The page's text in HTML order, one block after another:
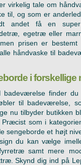
virkelig tale om
til, og som er
andet få en
egetræ eller
prisen er
håndvaske til
i forskellige
badeværelse finder
til badeværelse,
nu tilbyder butikken
som i
sengeborde et højt
du kan vælge
samt mere
Skynd dig ind på